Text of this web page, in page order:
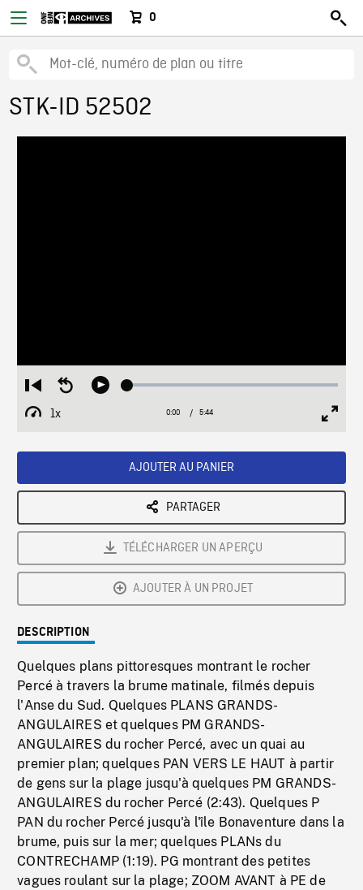
0
STK-ID 52502
Restart
from
beginning
Seek
Play Loaded:
1x
Playback
Current
0:00 / Duration
5:44
AJOUTER AU PANIER
PARTAGER
TÉLÉCHARGER UN APERÇU
AJOUTER À UN PROJET
DESCRIPTION
Quelques plans pittoresques montrant le rocher
Percé à travers la brume matinale, filmés depuis
l'Anse du Sud. Quelques PLANS GRANDS-
ANGULAIRES et quelques PM GRANDS-
ANGULAIRES du rocher Percé, avec un quai au
premier plan; quelques PAN VERS LE HAUT à partir
de gens sur la plage jusqu'à quelques PM GRANDS-
ANGULAIRES du rocher Percé (2:43). Quelques P
PAN du rocher Percé jusqu'à l'île Bonaventure dans la
brume, puis sur la mer; quelques PLANs du
CONTRECHAMP (1:19). PG montrant des petites
vagues roulant sur la plage; ZOOM AVANT à PE de